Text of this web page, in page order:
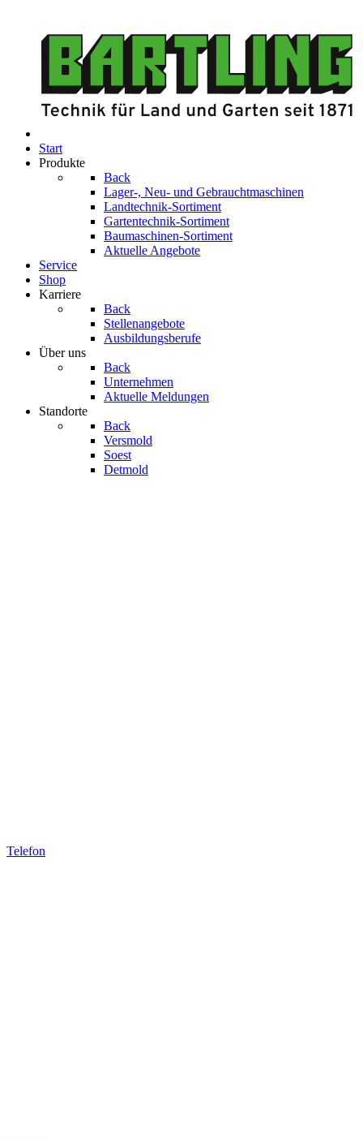
Start
Produkte
Back
Lager-, Neu- und Gebrauchtmaschinen
Landtechnik-Sortiment
Gartentechnik-Sortiment
Baumaschinen-Sortiment
Aktuelle Angebote
Service
Shop
Karriere
Back
Stellenangebote
Ausbildungsberufe
Über uns
Back
Unternehmen
Aktuelle Meldungen
Standorte
Back
Versmold
Soest
Detmold
Telefon